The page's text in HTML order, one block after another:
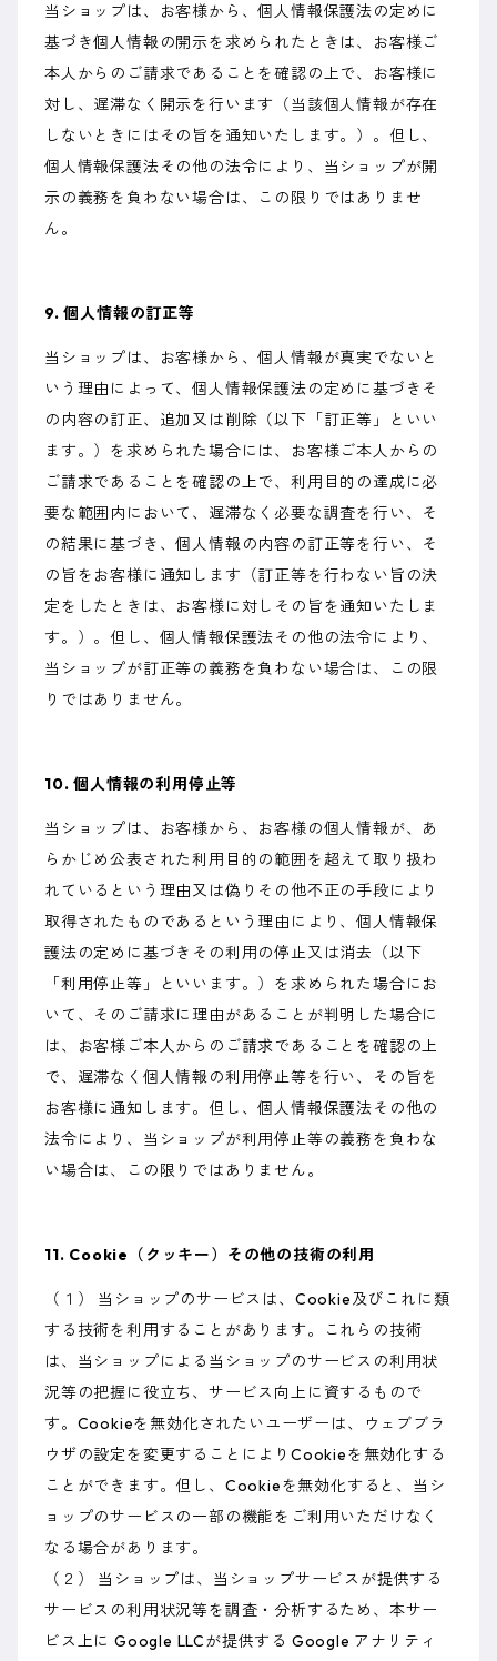
当ショップは、お客様から、個人情報保護法の定めに
基づき個人情報の開示を求められたときは、お客様ご
本人からのご請求であることを確認の上で、お客様に
対し、遅滞なく開示を行います（当該個人情報が存在
しないときにはその旨を通知いたします。）。但し、
個人情報保護法その他の法令により、当ショップが開
示の義務を負わない場合は、この限りではありませ
ん。
9. 個人情報の訂正等
当ショップは、お客様から、個人情報が真実でないと
いう理由によって、個人情報保護法の定めに基づきそ
の内容の訂正、追加又は削除（以下「訂正等」といい
ます。）を求められた場合には、お客様ご本人からの
ご請求であることを確認の上で、利用目的の達成に必
要な範囲内において、遅滞なく必要な調査を行い、そ
の結果に基づき、個人情報の内容の訂正等を行い、そ
の旨をお客様に通知します（訂正等を行わない旨の決
定をしたときは、お客様に対しその旨を通知いたしま
す。）。但し、個人情報保護法その他の法令により、
当ショップが訂正等の義務を負わない場合は、この限
りではありません。
10. 個人情報の利用停止等
当ショップは、お客様から、お客様の個人情報が、あ
らかじめ公表された利用目的の範囲を超えて取り扱わ
れているという理由又は偽りその他不正の手段により
取得されたものであるという理由により、個人情報保
護法の定めに基づきその利用の停止又は消去（以下
「利用停止等」といいます。）を求められた場合にお
いて、そのご請求に理由があることが判明した場合に
は、お客様ご本人からのご請求であることを確認の上
で、遅滞なく個人情報の利用停止等を行い、その旨を
お客様に通知します。但し、個人情報保護法その他の
法令により、当ショップが利用停止等の義務を負わな
い場合は、この限りではありません。
11. Cookie（クッキー）その他の技術の利用
（１） 当ショップのサービスは、Cookie及びこれに類
する技術を利用することがあります。これらの技術
は、当ショップによる当ショップのサービスの利用状
況等の把握に役立ち、サービス向上に資するもので
す。Cookieを無効化されたいユーザーは、ウェブブラ
ウザの設定を変更することによりCookieを無効化する
ことができます。但し、Cookieを無効化すると、当シ
ョップのサービスの一部の機能をご利用いただけなく
なる場合があります。
（２） 当ショップは、当ショップサービスが提供する
サービスの利用状況等を調査・分析するため、本サー
ビス上に Google LLCが提供する Google アナリティ